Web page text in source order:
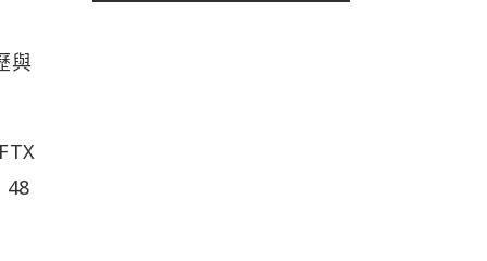
與
FTX
48